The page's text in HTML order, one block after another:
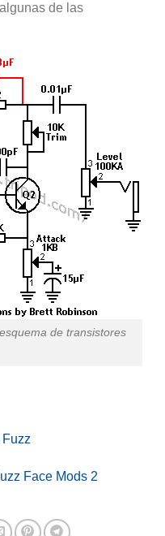
de las
de transistores
Face Mods 2